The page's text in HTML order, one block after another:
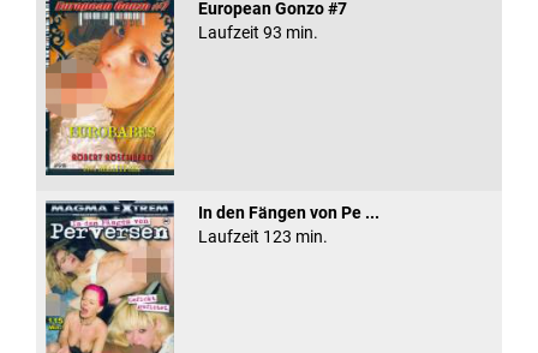
European Gonzo #7
Laufzeit 93 min.
In den Fängen von Pe ...
Laufzeit 123 min.